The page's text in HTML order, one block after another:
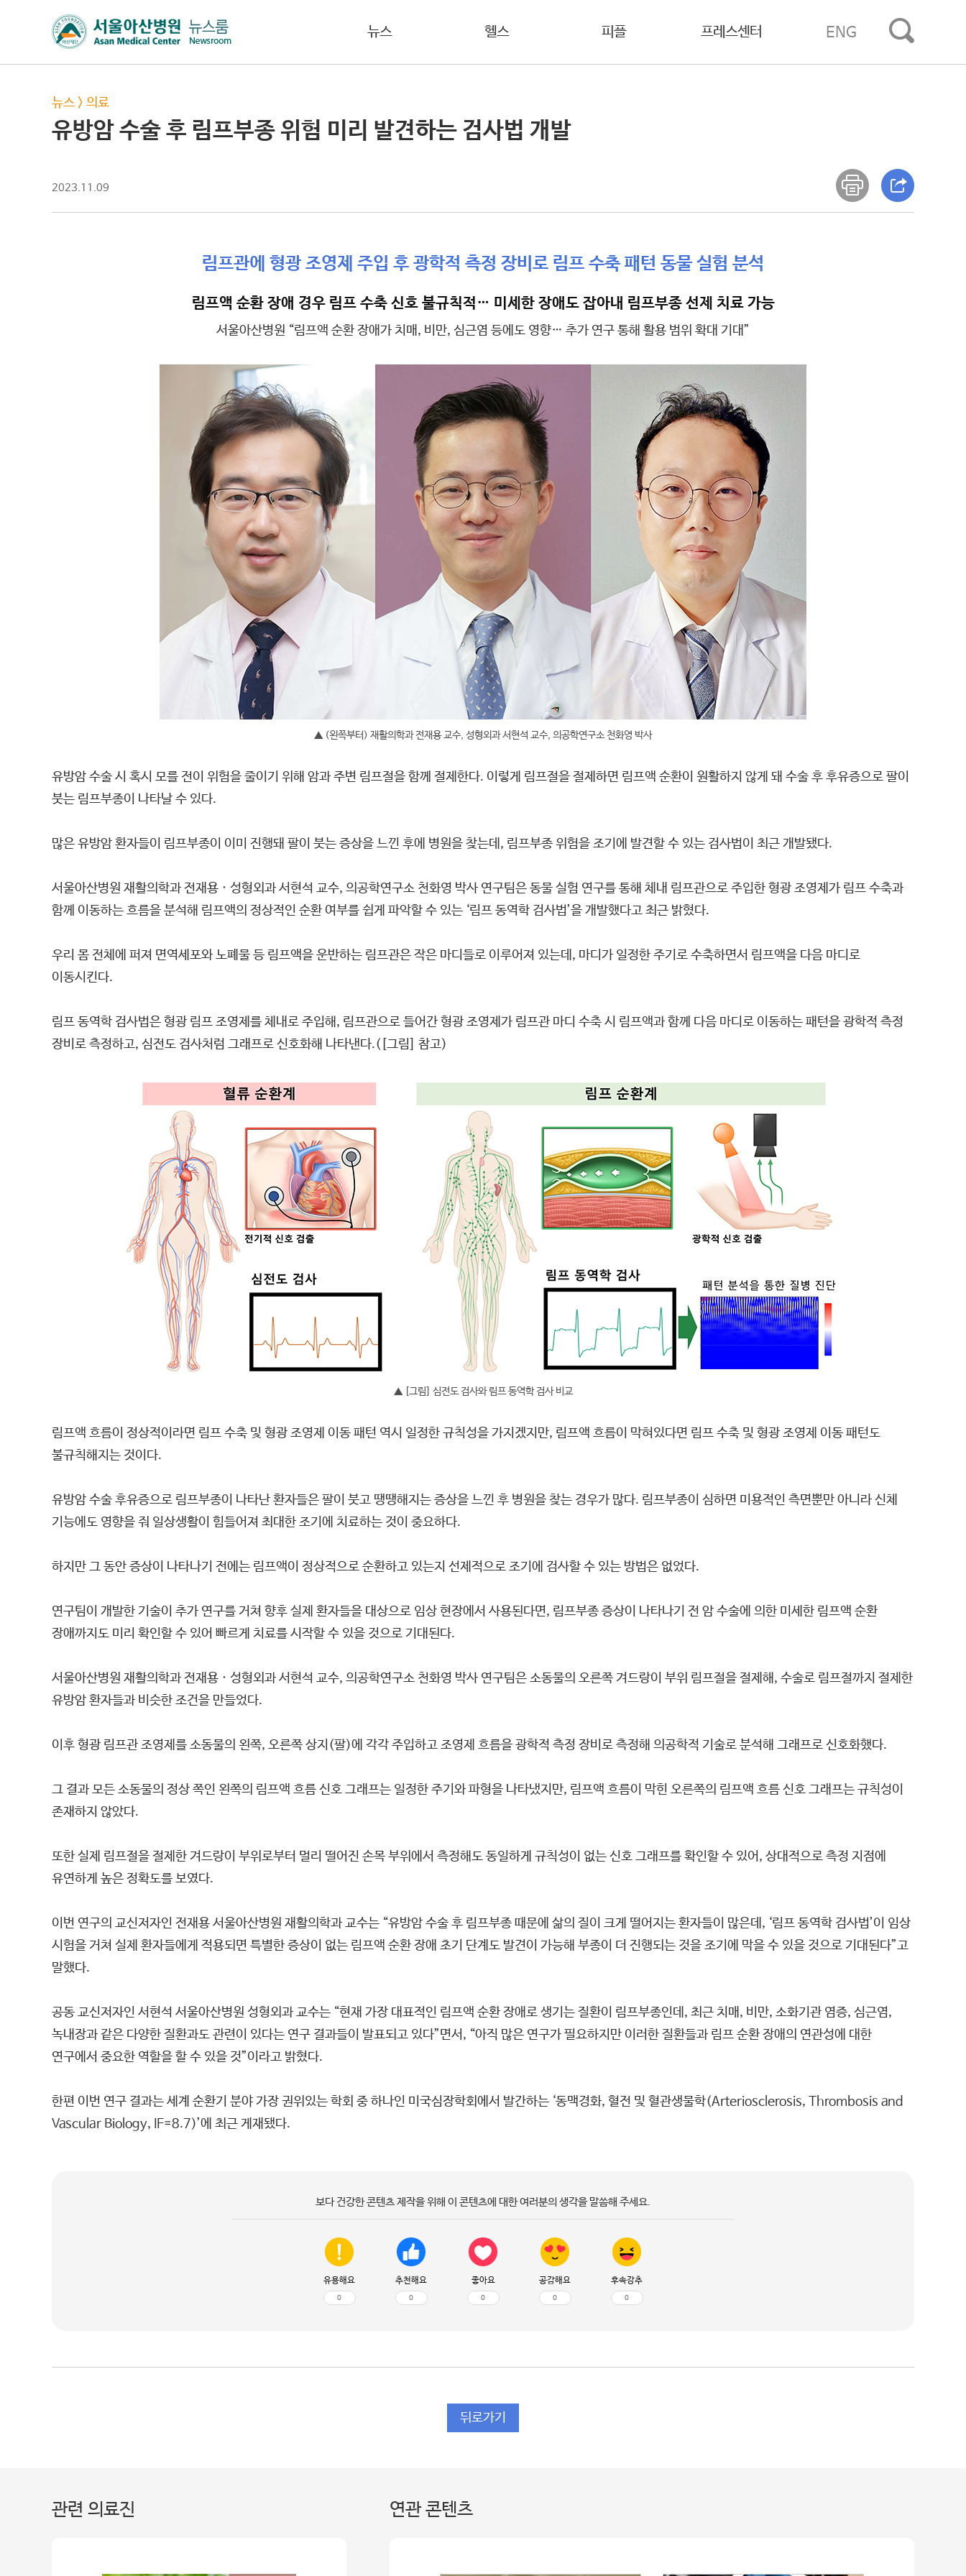
뉴스 헬스 피플 프레스센터 ENG
뉴스 > 의료
유방암 수술 후 림프부종 위험 미리 발견하는 검사법 개발
2023.11.09
림프관에 형광 조영제 주입 후 광학적 측정 장비로 림프 수축 패턴 동물 실험 분석
림프액 순환 장애 경우 림프 수축 신호 불규칙적… 미세한 장애도 잡아내 림프부종 선제 치료 가능
서울아산병원 “림프액 순환 장애가 치매, 비만, 심근염 등에도 영향… 추가 연구 통해 활용 범위 확대 기대”
▲ (왼쪽부터) 재활의학과 전재용 교수, 성형외과 서현석 교수, 의공학연구소 천화영 박사
유방암 수술 시 혹시 모를 전이 위험을 줄이기 위해 암과 주변 림프절을 함께 절제한다. 이렇게 림프절을 절제하면 림프액 순환이 원활하지 않게 돼 수술 후 후유증으로 팔이
붓는 림프부종이 나타날 수 있다.
많은 유방암 환자들이 림프부종이 이미 진행돼 팔이 붓는 증상을 느낀 후에 병원을 찾는데, 림프부종 위험을 조기에 발견할 수 있는 검사법이 최근 개발됐다.
서울아산병원 재활의학과 전재용 · 성형외과 서현석 교수, 의공학연구소 천화영 박사 연구팀은 동물 실험 연구를 통해 체내 림프관으로 주입한 형광 조영제가 림프 수축과
함께 이동하는 흐름을 분석해 림프액의 정상적인 순환 여부를 쉽게 파악할 수 있는 ‘림프 동역학 검사법’을 개발했다고 최근 밝혔다.
우리 몸 전체에 퍼져 면역세포와 노폐물 등 림프액을 운반하는 림프관은 작은 마디들로 이루어져 있는데, 마디가 일정한 주기로 수축하면서 림프액을 다음 마디로
이동시킨다.
림프 동역학 검사법은 형광 림프 조영제를 체내로 주입해, 림프관으로 들어간 형광 조영제가 림프관 마디 수축 시 림프액과 함께 다음 마디로 이동하는 패턴을 광학적 측정
장비로 측정하고, 심전도 검사처럼 그래프로 신호화해 나타낸다.([그림] 참고)
▲ [그림] 심전도 검사와 림프 동역학 검사 비교
림프액 흐름이 정상적이라면 림프 수축 및 형광 조영제 이동 패턴 역시 일정한 규칙성을 가지겠지만, 림프액 흐름이 막혀있다면 림프 수축 및 형광 조영제 이동 패턴도
불규칙해지는 것이다.
유방암 수술 후유증으로 림프부종이 나타난 환자들은 팔이 붓고 땡땡해지는 증상을 느낀 후 병원을 찾는 경우가 많다. 림프부종이 심하면 미용적인 측면뿐만 아니라 신체
기능에도 영향을 줘 일상생활이 힘들어져 최대한 조기에 치료하는 것이 중요하다.
하지만 그 동안 증상이 나타나기 전에는 림프액이 정상적으로 순환하고 있는지 선제적으로 조기에 검사할 수 있는 방법은 없었다.
연구팀이 개발한 기술이 추가 연구를 거쳐 향후 실제 환자들을 대상으로 임상 현장에서 사용된다면, 림프부종 증상이 나타나기 전 암 수술에 의한 미세한 림프액 순환
장애까지도 미리 확인할 수 있어 빠르게 치료를 시작할 수 있을 것으로 기대된다.
서울아산병원 재활의학과 전재용 · 성형외과 서현석 교수, 의공학연구소 천화영 박사 연구팀은 소동물의 오른쪽 겨드랑이 부위 림프절을 절제해, 수술로 림프절까지 절제한
유방암 환자들과 비슷한 조건을 만들었다.
이후 형광 림프관 조영제를 소동물의 왼쪽, 오른쪽 상지(팔)에 각각 주입하고 조영제 흐름을 광학적 측정 장비로 측정해 의공학적 기술로 분석해 그래프로 신호화했다.
그 결과 모든 소동물의 정상 쪽인 왼쪽의 림프액 흐름 신호 그래프는 일정한 주기와 파형을 나타냈지만, 림프액 흐름이 막힌 오른쪽의 림프액 흐름 신호 그래프는 규칙성이
존재하지 않았다.
또한 실제 림프절을 절제한 겨드랑이 부위로부터 멀리 떨어진 손목 부위에서 측정해도 동일하게 규칙성이 없는 신호 그래프를 확인할 수 있어, 상대적으로 측정 지점에
유연하게 높은 정확도를 보였다.
이번 연구의 교신저자인 전재용 서울아산병원 재활의학과 교수는 “유방암 수술 후 림프부종 때문에 삶의 질이 크게 떨어지는 환자들이 많은데, ‘림프 동역학 검사법’이 임상
시험을 거쳐 실제 환자들에게 적용되면 특별한 증상이 없는 림프액 순환 장애 초기 단계도 발견이 가능해 부종이 더 진행되는 것을 조기에 막을 수 있을 것으로 기대된다”고
말했다.
공동 교신저자인 서현석 서울아산병원 성형외과 교수는 “현재 가장 대표적인 림프액 순환 장애로 생기는 질환이 림프부종인데, 최근 치매, 비만, 소화기관 염증, 심근염,
녹내장과 같은 다양한 질환과도 관련이 있다는 연구 결과들이 발표되고 있다”면서, “아직 많은 연구가 필요하지만 이러한 질환들과 림프 순환 장애의 연관성에 대한
연구에서 중요한 역할을 할 수 있을 것”이라고 밝혔다.
한편 이번 연구 결과는 세계 순환기 분야 가장 권위있는 학회 중 하나인 미국심장학회에서 발간하는 ‘동맥경화, 혈전 및 혈관생물학(Arteriosclerosis, Thrombosis and
Vascular Biology, IF=8.7)’에 최근 게재됐다.
보다 건강한 콘텐츠 제작을 위해 이 콘텐츠에 대한 여러분의 생각을 말씀해 주세요.
유용해요
0
추천해요
0
좋아요
0
공감해요
0
후속강추
0
뒤로가기
관련 의료진 연관 콘텐츠